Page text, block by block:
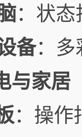
：状
备：多
与家居
：操作